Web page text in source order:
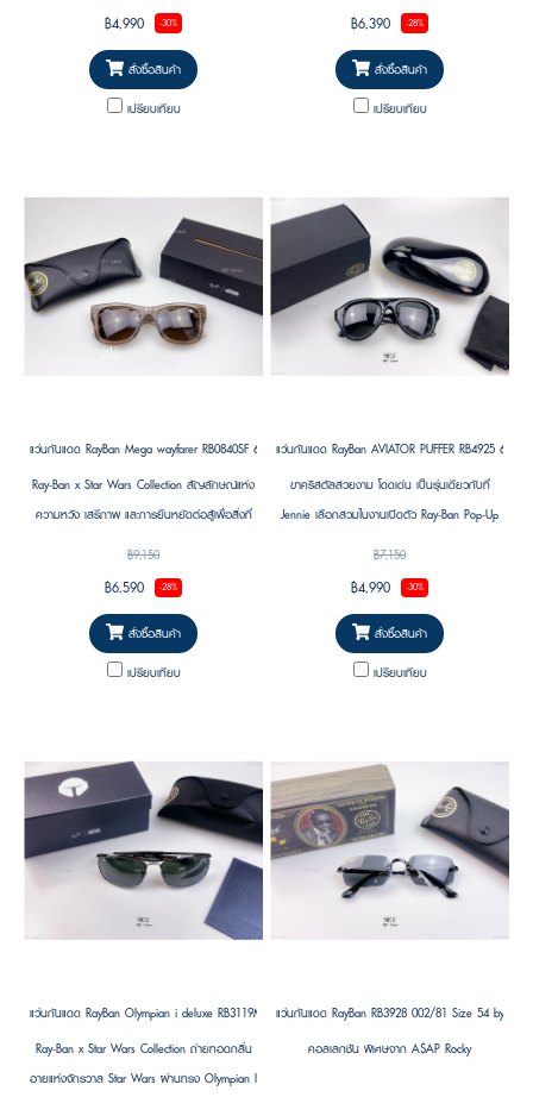
ที่ยังคงเอกลักษณ์แบบ Ray-Ban พร้อมความพอง
ตัวเป็นเอกลักษณ์ในสไตล์ “Puffer” ที่กำลังเป็นเท
รนด์
฿4,990 -30%
สั่งซื้อสินค้า
เปรียบเทียบ
฿6,390 -28%
สั่งซื้อสินค้า
เปรียบเทียบ
แว่นกันแดด RayBan Mega wayfarer RB0840SF 68701A52 ( RAY-BAN STAR WARS™ )
Ray-Ban x Star Wars Collection สัญลักษณ์แห่ง
ความหวัง เสรีภาพ และการยืนหยัดต่อสู้เพื่อสิ่งที่
ถูกต้อง Starbird คือเครื่องหมายประจำ Rebel
Alliance ผู้ลุกขึ้นต่อต้าน Galactic Empire เพื่อ
ฟื้นฟูสาธารณรัฐให้กลับคืนมา และกลายเป็นหนึ่งใน
สัญลักษณ์ที่ได้รับการจดจำมากที่สุดในจักรวาล
Star Wars สะท้อนจิตวิญญาณของผู้ที่เชื่อมั่นใน
฿9,150
฿6,590 -28%
สั่งซื้อสินค้า
เปรียบเทียบ
แว่นกันแดด RayBan AVIATOR PUFFER RB4925
ขาคริสตัลสวยงาม โดดเด่น เป็นรุ่นเดียวกับที่
Jennie เลือกสวมในงานเปิดตัว Ray-Ban Pop-Up
Store แห่งแรกในเกาหลี โดดเด่นด้วยดีไซน์ร่วมสมัย
ที่ยังคงเอกลักษณ์แบบ Ray-Ban พร้อมความพอง
ตัวเป็นเอกลักษณ์ในสไตล์ “Puffer” ที่กำลังเป็นเท
รนด์
฿7,150
฿4,990 -30%
สั่งซื้อสินค้า
เปรียบเทียบ
แว่นกันแดด RayBan Olympian i deluxe RB3119M 928040 62 ( RAY-BAN STAR WARS™ – The
Ray-Ban x Star Wars Collection ถ่ายทอดกลิ่น
อายแห่งจักรวาล Star Wars ผ่านทรง Olympian I
แว่นกันแดด RayBan RB3928 002/81 Size 54 by
คอลเลกชัน พิเศษจาก A$AP Rocky